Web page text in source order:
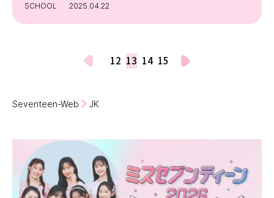
SCHOOL 2025.04.22
12 13 14 15
Seventeen-Web JK